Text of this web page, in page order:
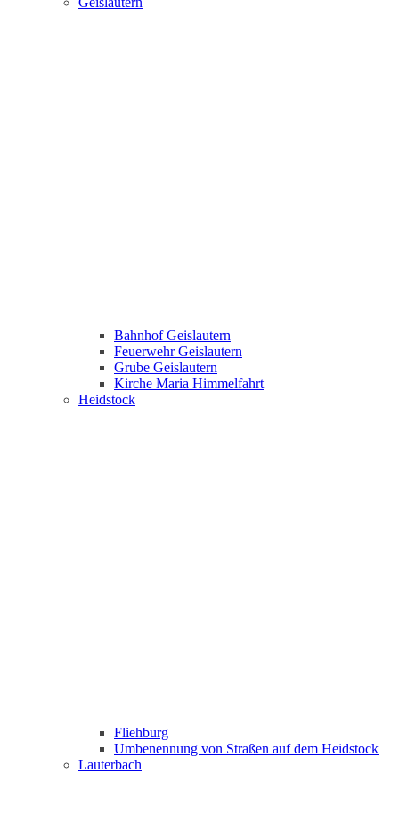
Bahnhof Geislautern
Feuerwehr Geislautern
Grube Geislautern
Kirche Maria Himmelfahrt
Heidstock
Fliehburg
Umbenennung von Straßen auf dem Heidstock
Lauterbach